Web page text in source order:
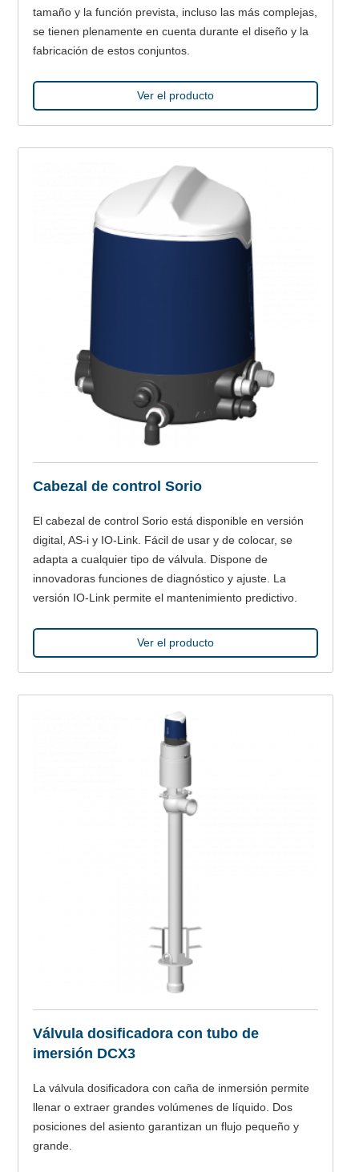
tamaño y la función prevista, incluso las más complejas,
se tienen plenamente en cuenta durante el diseño y la
fabricación de estos conjuntos.
Ver el producto
Cabezal de control Sorio
El cabezal de control Sorio está disponible en versión
digital, AS-i y IO-Link. Fácil de usar y de colocar, se
adapta a cualquier tipo de válvula. Dispone de
innovadoras funciones de diagnóstico y ajuste. La
versión IO-Link permite el mantenimiento predictivo.
Ver el producto
Válvula dosificadora con tubo de
imersión DCX3
La válvula dosificadora con caña de inmersión permite
llenar o extraer grandes volúmenes de líquido. Dos
posiciones del asiento garantizan un flujo pequeño y
grande.